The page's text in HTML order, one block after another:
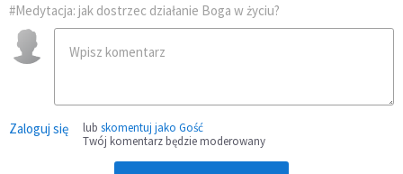
#Medytacja: jak dostrzec działanie Boga w życiu?
Zaloguj się lub skomentuj jako Gość
Twój komentarz będzie moderowany